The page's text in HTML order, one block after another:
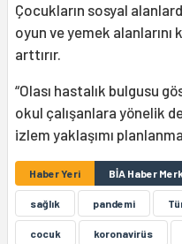
Çocukların sosyal
oyun ve yemek
arttırır.
“Olası hastalık bulgusu
okul çalışanlara yönelik
izlem yaklaşımı
Haber Yeri BİA Haber
sağlık pandemi
cocuk koronavirüs